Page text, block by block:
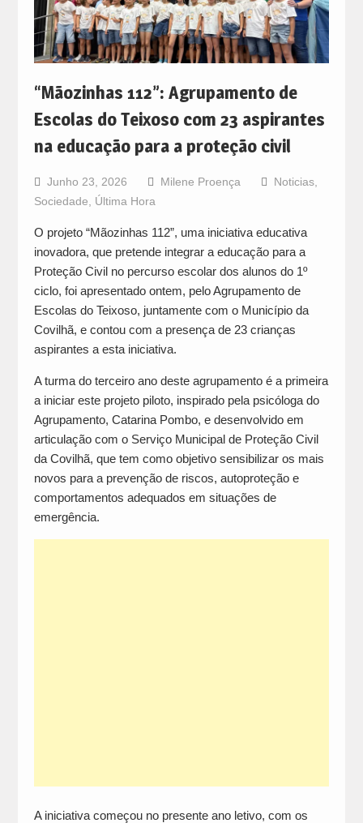
“Mãozinhas 112”: Agrupamento de
Escolas do Teixoso com 23 aspirantes
na educação para a proteção civil
Junho 23, 2026 Milene Proença Noticias,
Sociedade
Última Hora
O projeto “Mãozinhas 112”, uma iniciativa educativa
inovadora, que pretende integrar a educação para a
Proteção Civil no percurso escolar dos alunos do 1º
ciclo, foi apresentado ontem, pelo Agrupamento de
Escolas do Teixoso, juntamente com o Município da
Covilhã, e contou com a presença de 23 crianças
aspirantes a esta iniciativa.
A turma do terceiro ano deste agrupamento é a primeira
a iniciar este projeto piloto, inspirado pela psicóloga do
Agrupamento, Catarina Pombo, e desenvolvido em
articulação com o Serviço Municipal de Proteção Civil
da Covilhã, que tem como objetivo sensibilizar os mais
novos para a prevenção de riscos, autoproteção e
comportamentos adequados em situações de
emergência.
A iniciativa começou no presente ano letivo, com os